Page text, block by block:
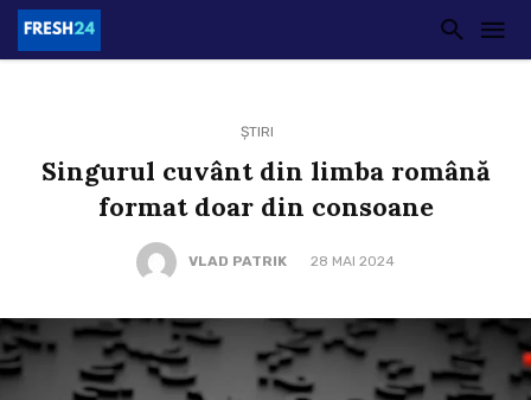
ȘTIRI
Singurul cuvânt din limba română
format doar din consoane
VLAD PATRIK 28 MAI 2024